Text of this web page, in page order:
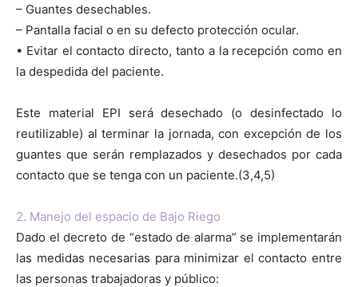
– Guantes desechables.
– Pantalla facial o en su defecto protección ocular.
• Evitar el contacto directo, tanto a la recepción como en
la despedida del paciente.
Este material EPI será desechado (o desinfectado lo
reutilizable) al terminar la jornada, con excepción de los
guantes que serán remplazados y desechados por cada
contacto que se tenga con un paciente.(3,4,5)
2. Manejo del espacio de Bajo Riego
Dado el decreto de “estado de alarma” se implementarán
las medidas necesarias para minimizar el contacto entre
las personas trabajadoras y público: